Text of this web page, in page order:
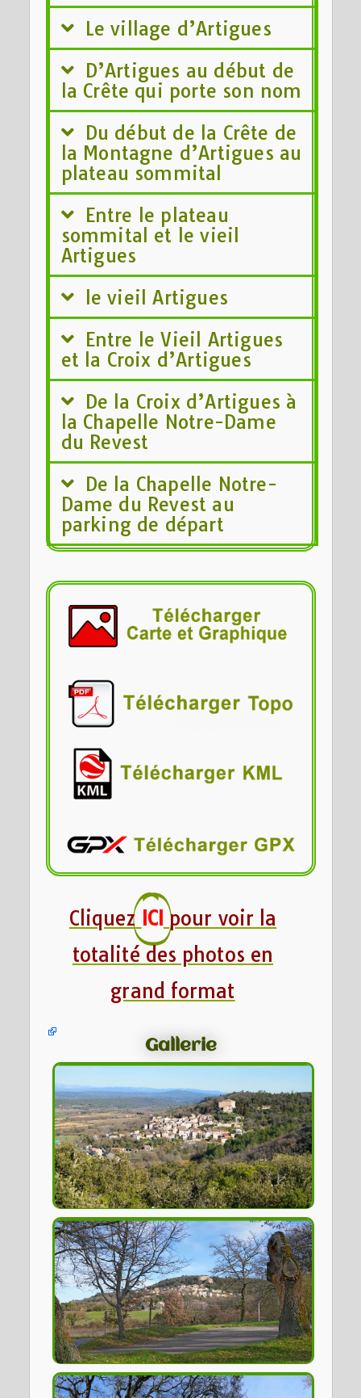
Le village d’Artigues
D’Artigues au début de
la Crête qui porte son nom
Du début de la Crête de
la Montagne d’Artigues au
plateau sommital
Entre le plateau
sommital et le vieil
Artigues
le vieil Artigues
Entre le Vieil Artigues
et la Croix d’Artigues
De la Croix d’Artigues à
la Chapelle Notre-Dame
du Revest
De la Chapelle Notre-
Dame du Revest au
parking de départ
Cliquez ICI pour voir la
totalité des photos en
grand format
Gallerie